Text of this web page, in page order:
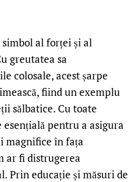
al forței și al
greutatea sa
colosale, acest șarpe
fiind un exemplu
sălbatice. Cu toate
esențială pentru a asigura
magnifice în fața
ar fi distrugerea
Prin educație și măsuri de